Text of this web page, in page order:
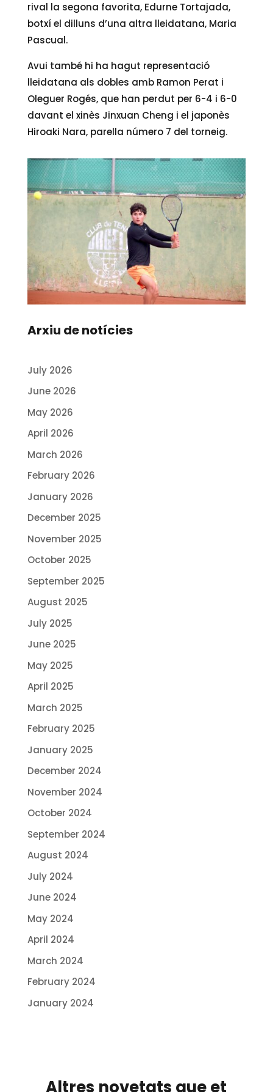
rival la segona favorita, Edurne Tortajada,
botxí el dilluns d’una altra lleidatana, Maria
Pascual.
Avui també hi ha hagut representació
lleidatana als dobles amb Ramon Perat i
Oleguer Rogés, que han perdut per 6-4 i 6-0
davant el xinès Jinxuan Cheng i el japonès
Hiroaki Nara, parella número 7 del torneig.
Arxiu de notícies
July 2026
June 2026
May 2026
April 2026
March 2026
February 2026
January 2026
December 2025
November 2025
October 2025
September 2025
August 2025
July 2025
June 2025
May 2025
April 2025
March 2025
February 2025
January 2025
December 2024
November 2024
October 2024
September 2024
August 2024
July 2024
June 2024
May 2024
April 2024
March 2024
February 2024
January 2024
Altres novetats que et